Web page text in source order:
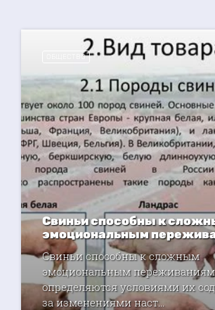
ОБЩЕСТВО
Свиньи способны к
эмоциональным
Свиньи способны к сложным
эмоциональным
определяются условиями их
за изменениями наст...